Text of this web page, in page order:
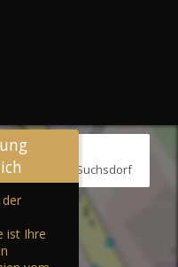
24107 Kiel-Suchsdorf
der
ist Ihre